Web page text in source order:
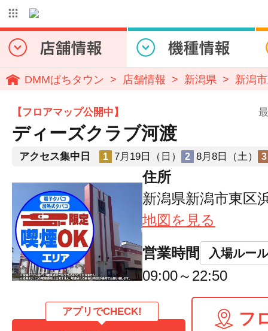
DMMぱちタウン 店舗情報 新潟県 新潟
【フロアマップ公開中】
ディーズクラブ河渡
アクセス集中日 1 7月19日（日） 2 8月8日（土） 3
住所
新潟県新潟市東区
地図を見る
営業時間 入場ルール
09:00～22:50
アプリでCHECK! フ